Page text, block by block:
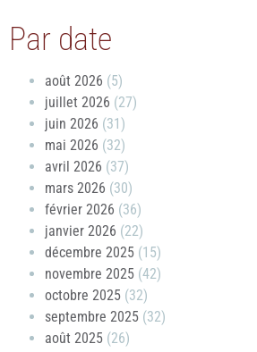
Par date
août 2026 (5)
juillet 2026 (27)
juin 2026 (31)
mai 2026 (32)
avril 2026 (37)
mars 2026 (30)
février 2026 (36)
janvier 2026 (22)
décembre 2025 (15)
novembre 2025 (42)
octobre 2025 (32)
septembre 2025 (32)
août 2025 (26)